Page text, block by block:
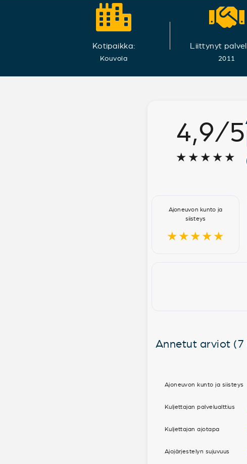
Kotipaikka:
Kouvola
Liittynyt
2011
4,9/5
★★★★★
Ajoneuvon kunto ja
siisteys
★★★★★
Annetut arviot (7
Ajoneuvon kunto ja siisteys
Kuljettajan palvelualttius
Kuljettajan ajotapa
Ajojärjestelyn sujuvuus